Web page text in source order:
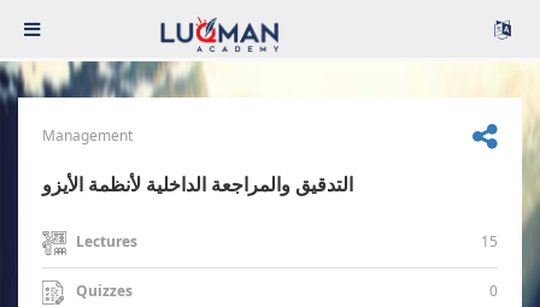
Management
التدقيق والمراجعة الداخلية لأنظمة الأيزو
Lectures 15
Quizzes 0